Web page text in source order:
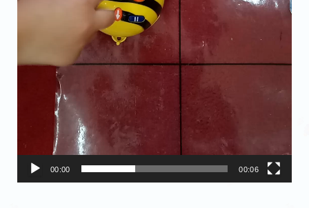
00:00 00:06